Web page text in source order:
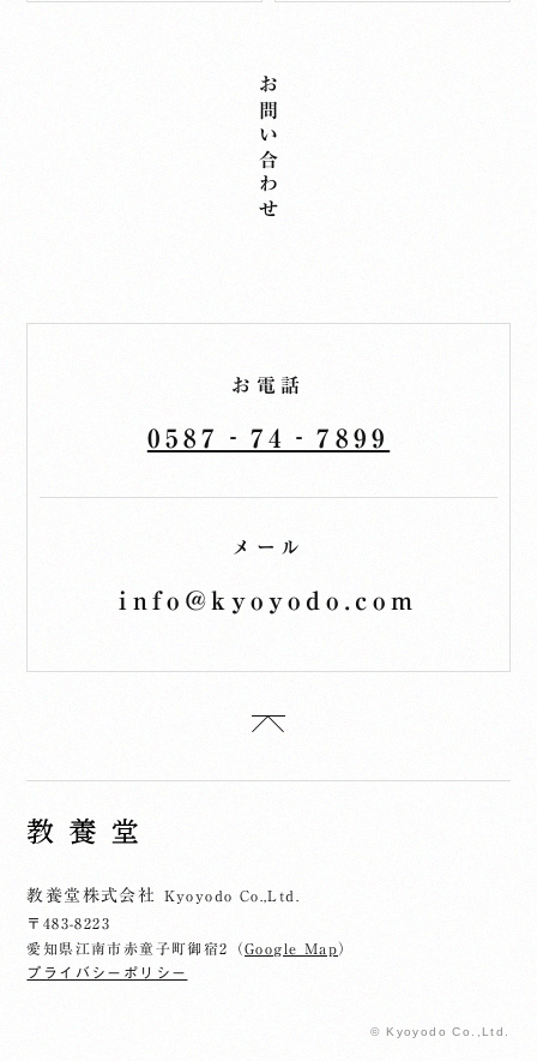
お問い合わせ
お電話
0587‐74‐7899
メール
info@kyoyodo.com
教養堂株式会社
Kyoyodo Co.,Ltd.
〒483-8223
愛知県江南市赤童子町御宿2（Google Map）
プライバシーポリシー
© Kyoyodo Co.,Ltd.